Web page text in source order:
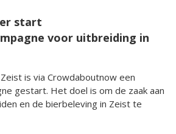
start
voor uitbreiding in
is via Crowdaboutnow een
gestart. Het doel is om de zaak aan
in Zeist te